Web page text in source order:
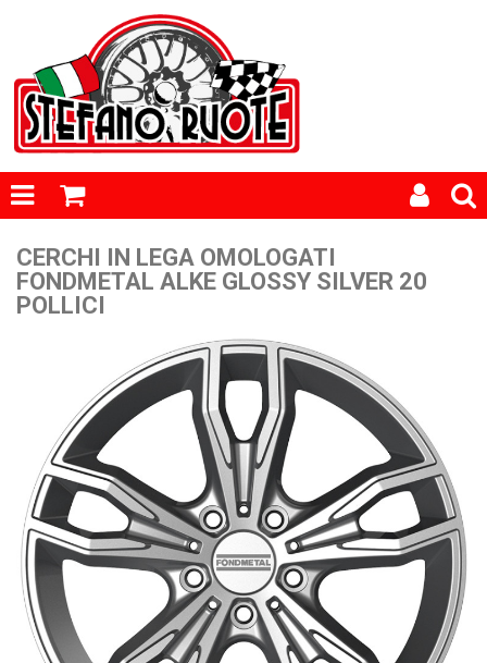
CERCHI IN LEGA OMOLOGATI
FONDMETAL ALKE GLOSSY SILVER 20
POLLICI